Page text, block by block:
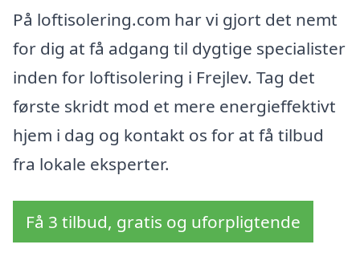
På loftisolering.com har vi gjort det nemt
for dig at få adgang til dygtige specialister
inden for loftisolering i Frejlev. Tag det
første skridt mod et mere energieffektivt
hjem i dag og kontakt os for at få tilbud
fra lokale eksperter.
Få 3 tilbud, gratis og uforpligtende